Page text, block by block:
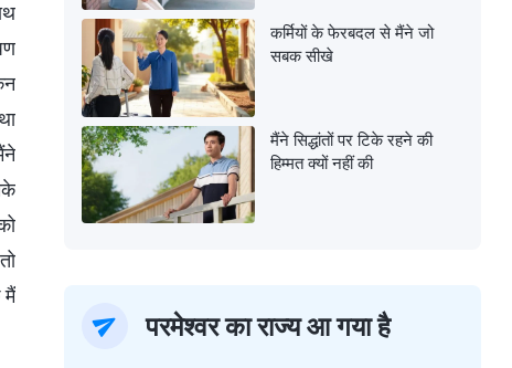
मैं
कर्मियों के फेरबदल से मैंने जो
सबक सीखे
मैंने सिद्धांतों पर टिके रहने की
हिम्मत क्यों नहीं की
परमेश्वर का राज्य आ गया है